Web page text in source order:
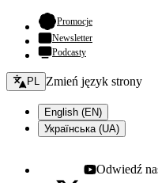
Promocje- otwiera się w
Newsletter
Podcasty
Zmień język - bieżący:
PL Zmień język strony
English (EN)
Українська (UA)
Youtube - otwiera
Odwiedź